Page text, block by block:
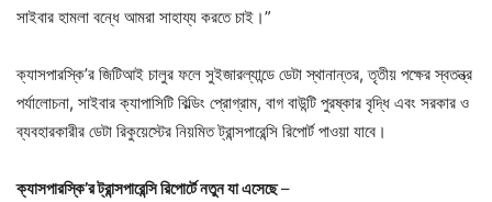
সাইবার হামলা বন্ধে আমরা সাহায্য করতে চাই।”
ক্যাসপারস্কি’র জিটিআই চালুর ফলে সুইজারল্যান্ডে ডেটা স্থানান্তর, তৃতীয় পক্ষের স্বতন্ত্র
পর্যালোচনা, সাইবার ক্যাপাসিটি বিল্ডিং প্রোগ্রাম, বাগ বাউন্টি পুরষ্কার বৃদ্ধি এবং সরকার ও
ব্যবহারকারীর ডেটা রিকুয়েস্টের নিয়মিত ট্রান্সপারেন্সি রিপোর্ট পাওয়া যাবে।
ক্যাসপারস্কি’র ট্রান্সপারেন্সি রিপোর্টে নতুন যা এসেছে–